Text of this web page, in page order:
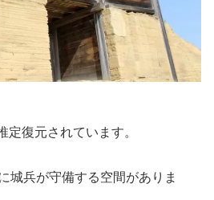
定復元されています。
城兵が守備する空間がありま